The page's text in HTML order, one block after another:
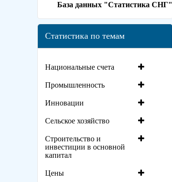
База данных "Статистика СНГ"
Статистика по темам
Национальные счета
Промышленность
Инновации
Сельское хозяйство
Строительство и
инвестиции в основной
капитал
Цены